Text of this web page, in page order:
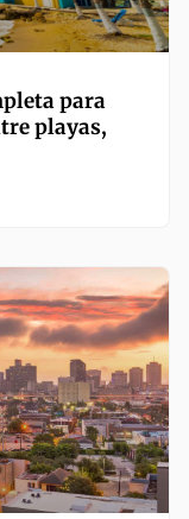
para
playas,